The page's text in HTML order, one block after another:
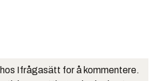
Ifrågasätt for å kommentere.